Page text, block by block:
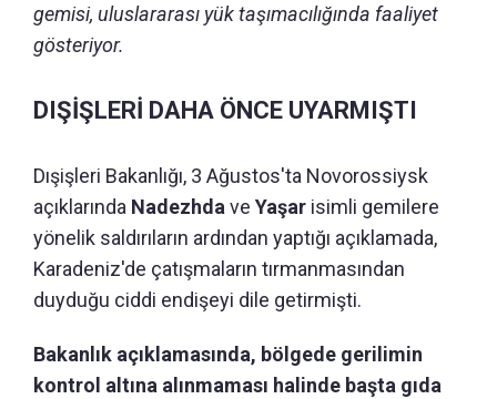
gemisi, uluslararası yük taşımacılığında faaliyet
gösteriyor.
DIŞİŞLERİ DAHA ÖNCE UYARMIŞTI
Dışişleri Bakanlığı, 3 Ağustos'ta Novorossiysk
açıklarında Nadezhdave Yaşar isimli gemilere
yönelik saldırıların ardından yaptığı açıklamada,
Karadeniz'de çatışmaların tırmanmasından
duyduğu ciddi endişeyi dile getirmişti.
Bakanlık açıklamasında, bölgede gerilimin
kontrol altına alınmaması halinde başta gıda